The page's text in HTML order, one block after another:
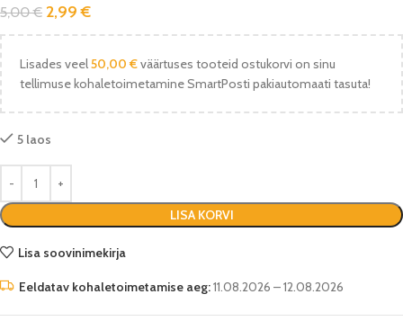
5,00€ 2,99€
Lisades veel50,00 €väärtuses tooteid ostukorvi on sinu
tellimuse kohaletoimetamine SmartPosti pakiautomaati tasuta!
5 laos
LISA KORVI
Lisa soovinimekirja
Eeldatav kohaletoimetamise aeg:11.08.2026 – 12.08.2026